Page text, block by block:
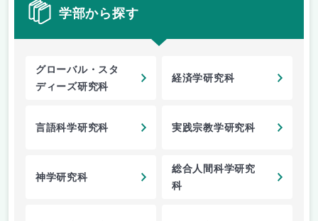
学部から探す
グローバル・スタ
ディーズ研究科
経済学研究科
言語科学研究科 実践宗教学研究科
神学研究科
総合人間科学研究
科